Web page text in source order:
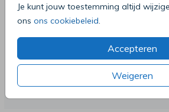
Je kunt jouw toestemming altijd
ons ons cookiebeleid
Accepteren
Weigeren